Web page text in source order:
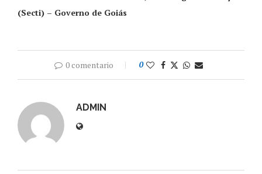
(Secti) – Governo de Goiás
0 comentario 0
ADMIN